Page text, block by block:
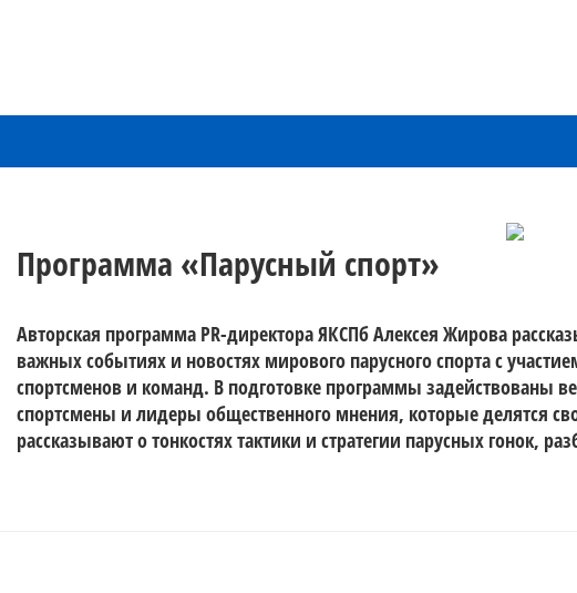
Программа «Парусный спорт»
Авторская программа PR-директора ЯКСПб Алексея Жирова
важных событиях и новостях мирового парусного спорта с
спортсменов и команд. В подготовке программы задействованы
спортсмены и лидеры общественного мнения, которые делятся
рассказывают о тонкостях тактики и стратегии парусных гонок,